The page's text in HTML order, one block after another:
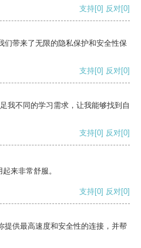
支持[0] 反对[0]
们带来了无限的隐私保护和安全性保
支持[0] 反对[0]
我不同的学习需求，让我能够找到自
支持[0] 反对[0]
来非常舒服。
支持[0] 反对[0]
提供最高速度和安全性的连接，并帮